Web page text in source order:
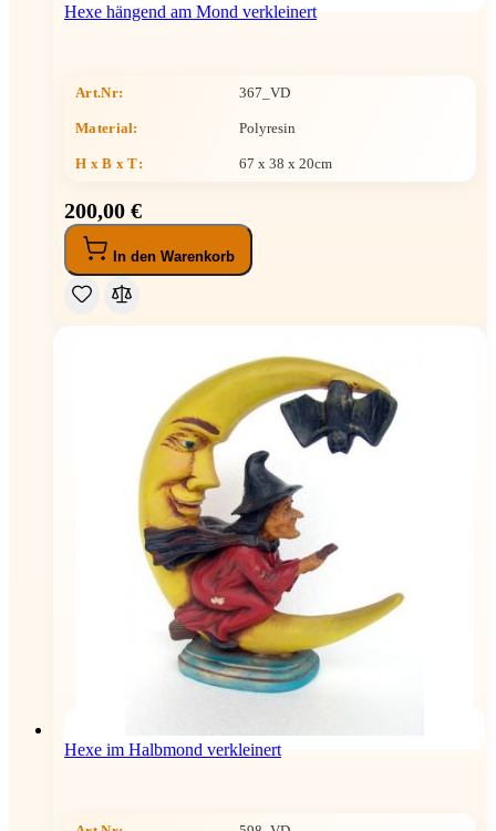
Hexe hängend am Mond verkleinert
Art.Nr: 367_VD
Material: Polyresin
H x B x T: 67 x 38 x 20cm
200,00 €
In den Warenkorb
Hexe im Halbmond verkleinert